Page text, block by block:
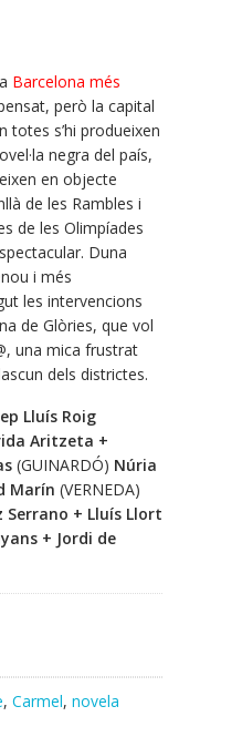
Barcelona més
però la capital
totes s’hi produeixen
negra del país,
en objecte
de les Rambles i
de les Olimpíades
Duna
i més
les intervencions
de Glòries, que vol
una mica frustrat
dels districtes.
Lluís Roig
Aritzeta +
(GUINARDÓ) Núria
Marín (VERNEDA)
Serrano + Lluís Llort
+ Jordi de
, Carmel, novela